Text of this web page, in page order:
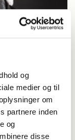
og
medier og til
om
partnere inden
og
disse
2